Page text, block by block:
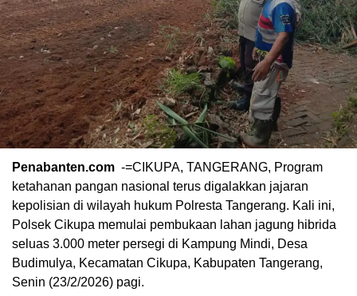
Penabanten.com -=CIKUPA, TANGERANG, Program
ketahanan pangan nasional terus digalakkan jajaran
kepolisian di wilayah hukum Polresta Tangerang. Kali ini,
Polsek Cikupa memulai pembukaan lahan jagung hibrida
seluas 3.000 meter persegi di Kampung Mindi, Desa
Budimulya, Kecamatan Cikupa, Kabupaten Tangerang,
Senin (23/2/2026) pagi.